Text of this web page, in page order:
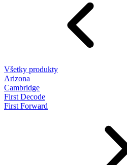
Všetky produkty
Arizona
Cambridge
First Decode
First Forward